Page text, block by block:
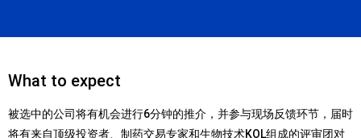
What to expect
被选中的公司将有机会进行6分钟的推介，并参与现场反馈环节，届时
将有来自顶级投资者、制药交易专家和生物技术KOL组成的评审团对